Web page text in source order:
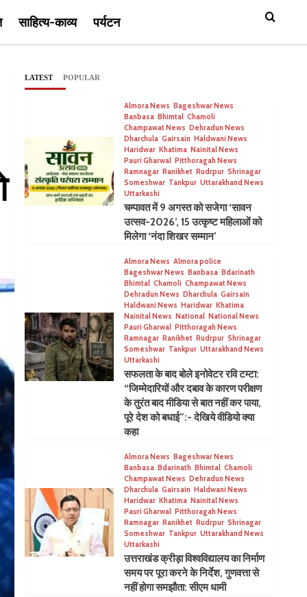
साहित्य-काव्य पर्यटन
LATEST POPULAR
Almora News Bageshwar News
Banbasa Bhimtal Chamoli
Champawat News Dehradun News
Dharchula Gairsain Haldwani News
Haridwar Khatima Nainital News
Pauri Gharwal Pitthoragah News
Ramnagar Ranikhet Rudrpur Shrinagar
Someshwar Tankpur Uttarakhand News
Uttarkashi
चम्पावत में 9 अगस्त को सजेगा ‘सावन
उत्सव-2026’, 15 उत्कृष्ट महिलाओं को
मिलेगा ‘नंदा शिखर सम्मान’
Almora News Almora police
Bageshwar News Banbasa Bdarinath
Bhimtal Chamoli Champawat News
Dehradun News Dharchula Gairsain
Haldwani News Haridwar Khatima
Nainital News National National News
Pauri Gharwal Pitthoragah News
Ramnagar Ranikhet Rudrpur Shrinagar
Someshwar Tankpur Uttarakhand News
Uttarkashi
सफलता के बाद बोले इनोवेटर रवि टम्टा:
“जिम्मेदारियों और दबाव के कारण परीक्षण
के तुरंत बाद मीडिया से बात नहीं कर पाया,
पूरे देश को बधाई”:- देखिये वीडियो क्या
कहा
Almora News Bageshwar News
Banbasa Bdarinath Bhimtal Chamoli
Champawat News Dehradun News
Dharchula Gairsain Haldwani News
Haridwar Khatima Nainital News
Pauri Gharwal Pitthoragah News
Ramnagar Ranikhet Rudrpur Shrinagar
Someshwar Tankpur Uttarakhand News
Uttarkashi
उत्तराखंड क्रीड़ा विश्वविद्यालय का निर्माण
समय पर पूरा करने के निर्देश, गुणवत्ता से
नहीं होगा समझौता: सीएम धामी